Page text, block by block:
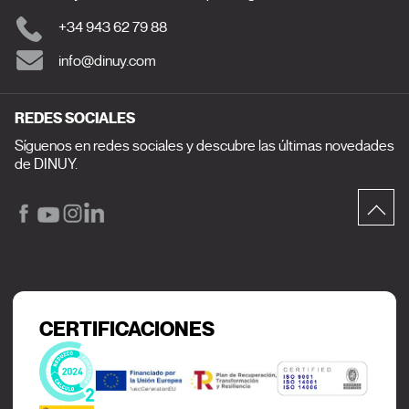
+34 943 62 79 88
info@dinuy.com
REDES SOCIALES
Síguenos en redes sociales y descubre las últimas novedades
de DINUY.
CERTIFICACIONES